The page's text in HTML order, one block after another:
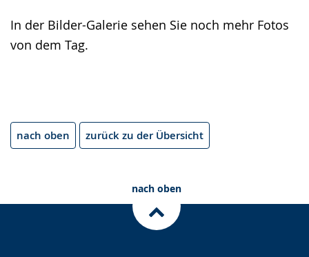
In der Bilder-Galerie sehen Sie noch mehr Fotos
von dem Tag.
nach oben zurück zu der Übersicht
nach oben